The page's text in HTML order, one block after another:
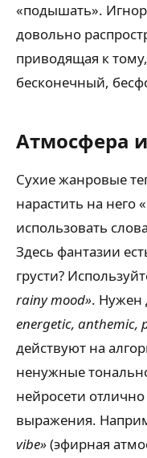
«подышать».
довольно
приводящая к
бесконечный,
Атмосфера
Сухие жанровые
нарастить на
использовать
Здесь фантазии
грусти?
rainy mood». Нужен
energetic, anthemic,
действуют на
ненужные
нейросети
выражения.
vibe»(эфирная